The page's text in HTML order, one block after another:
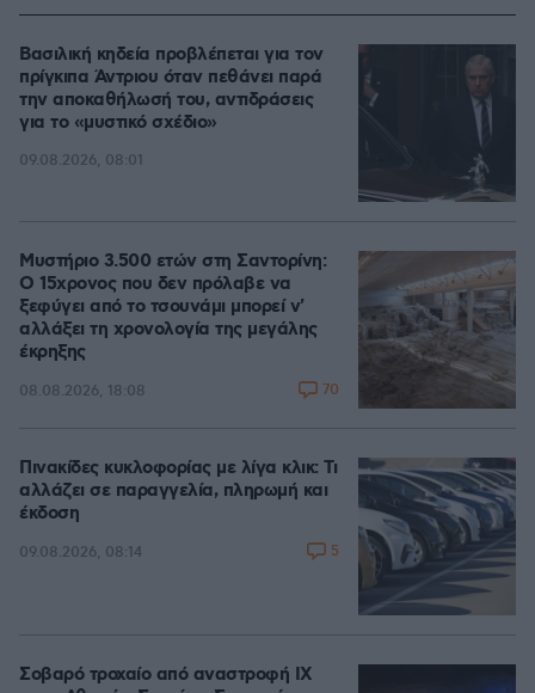
Βασιλική κηδεία προβλέπεται για τον
πρίγκιπα Άντριου όταν πεθάνει παρά
την αποκαθήλωσή του, αντιδράσεις
για το «μυστικό σχέδιο»
09.08.2026, 08:01
Μυστήριο 3.500 ετών στη Σαντορίνη:
Ο 15χρονος που δεν πρόλαβε να
ξεφύγει από το τσουνάμι μπορεί ν'
αλλάξει τη χρονολογία της μεγάλης
έκρηξης
08.08.2026, 18:08 70
Πινακίδες κυκλοφορίας με λίγα κλικ: Τι
αλλάζει σε παραγγελία, πληρωμή και
έκδοση
09.08.2026, 08:14 5
Σοβαρό τροχαίο από αναστροφή ΙΧ